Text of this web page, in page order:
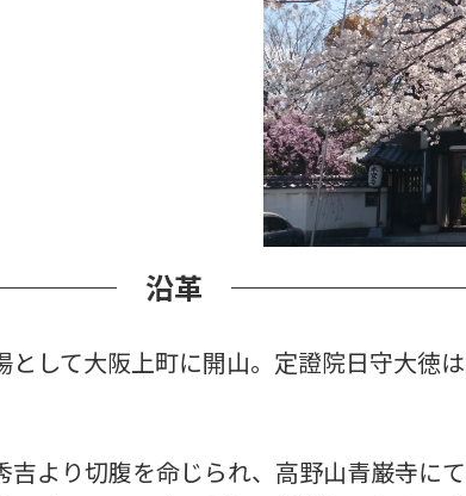
沿革
して大阪上町に開山。定證院日守大徳
より切腹を命じられ、高野山青巌寺に